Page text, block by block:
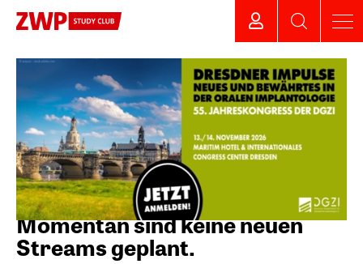
Momentan sind keine neuen
Streams geplant.